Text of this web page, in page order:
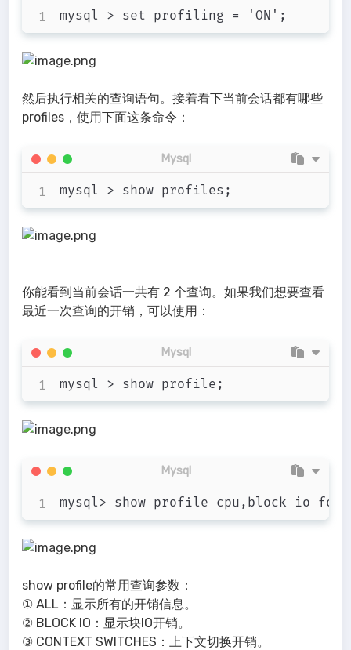
然后执行相关的查询语句。接着看下当前会话都有哪些
profiles，使用下面这条命令：
Mysql
你能看到当前会话一共有 2 个查询。如果我们想要查看
最近一次查询的开销，可以使用：
Mysql
Mysql
show profile的常用查询参数：
① ALL：显示所有的开销信息。
② BLOCK IO：显示块IO开销。
③ CONTEXT SWITCHES：上下文切换开销。